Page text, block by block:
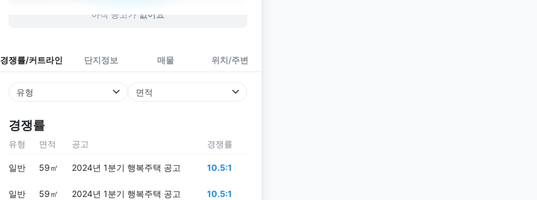
아직 공고가 없어요
경쟁률/커트라인 단지정보 매물 위치/주변
유형 면적
경쟁률
유형 면적 공고 경쟁률
일반 59㎡ 2024년 1분기 행복주택 공고 10.5:1
일반 59㎡ 2024년 1분기 행복주택 공고 10.5:1